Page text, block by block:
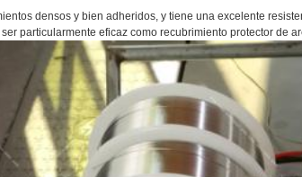
densos y bien adheridos, y tiene una excelente
particularmente eficaz como recubrimiento protector de